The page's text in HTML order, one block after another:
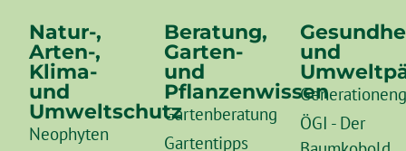
Natur-,
Arten-,
Klima-
und
Umweltschutz
Neophyten
Beratung,
Garten-
und
Pflanzenwissen
Gartenberatung
Gartentipps
und
ÖGI - Der